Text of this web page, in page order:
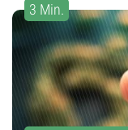
3 Min.